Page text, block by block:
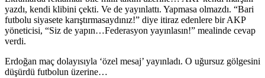
yazdı, kendi klibini çekti. Ve de yayınlattı. Yapmasa olmazdı. “Bari
futbolu siyasete karıştırmasaydınız!” diye itiraz edenlere bir AKP
yöneticisi, “Siz de yapın…Federasyon yayınlasın!” mealinde cevap
verdi.
Erdoğan maç dolayısıyla ‘özel mesaj’ yayınladı. O uğursuz gölgesini
düşürdü futbolun üzerine…